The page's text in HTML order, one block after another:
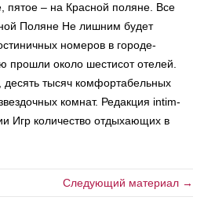
пятое – на Красной поляне. Все
Поляне Не лишним будет
номеров в городе-
прошли около шестисот отелей.
десять тысяч комфортабельных
комнат. Редакция intim-
Игр количество отдыхающих в
Следующий материал →